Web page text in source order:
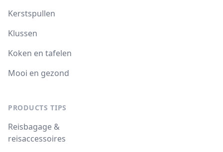
Kerstspullen
Klussen
Koken en tafelen
Mooi en gezond
PRODUCTS TIPS
Reisbagage &
reisaccessoires